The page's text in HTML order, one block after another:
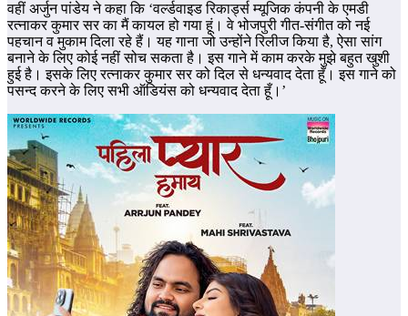
वहीं अर्जुन पांडेय ने कहा कि ‘वर्ल्डवाइड रिकार्ड्स म्यूजिक कंपनी के एमडी
रत्नाकर कुमार सर का मैं कायल हो गया हूं। वे भोजपुरी गीत-संगीत को नई
पहचान व मुकाम दिला रहे हैं। यह गाना जो उन्होंने रिलीज किया है, ऐसा सांग
बनाने के लिए कोई नहीं सोच सकता है। इस गाने में काम करके मुझे बहुत खुशी
हुई है। इसके लिए रत्नाकर कुमार सर को दिल से धन्यवाद देता हूँ। इस गाने को
पसन्द करने के लिए सभी ऑडियंस को धन्यवाद देता हूँ।’